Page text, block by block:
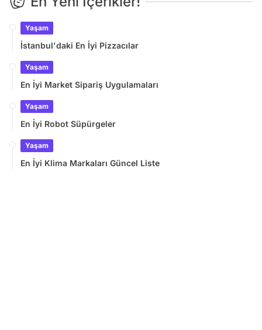
Yaşam
İstanbul'daki En İyi Pizzacılar
Yaşam
En İyi Market Sipariş Uygulamaları
Yaşam
En İyi Robot Süpürgeler
Yaşam
En İyi Klima Markaları Güncel Liste